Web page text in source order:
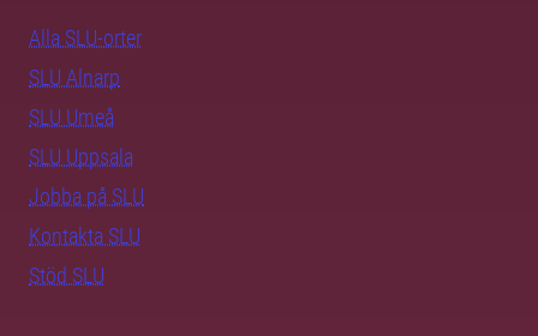
Alla SLU-orter
SLU Alnarp
SLU Umeå
SLU Uppsala
Jobba på SLU
Kontakta SLU
Stöd SLU